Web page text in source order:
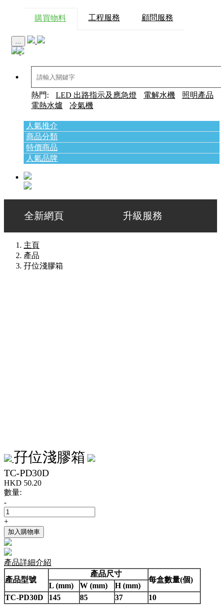
購買物料 工程服務 顧問服務
...
熱門: LED 出路指示及應急燈 電解水機
照明產品
電熱水爐
冷氣機
人氣推介
商品分類
特價商品
人氣品牌
全新網頁 升級服務
主頁
產品
孖位淺膠箱
孖位淺膠箱
TC-PD30D
HKD 50.20
數量:
-
+
加入購物車
產品詳細介紹
產品型號
產品尺寸
每盒數量(個)
L (mm) W (mm)
H (mm)
TC-PD30D
145 85 37 10